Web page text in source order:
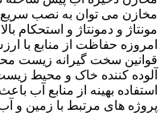
مخازن می توان به نصب سریع
مونتاژ و دمونتاژ و استحکام
امروزه حفاظت از منابع با
قوانین سخت گیرانه زیست
آلوده کننده خاک و محیط
استفاده بهینه از منابع آب
پروژه های مرتبط با زمین و